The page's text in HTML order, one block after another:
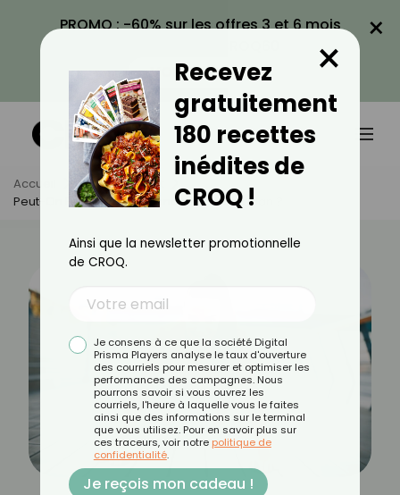
PROMO : -60% sur les offres 3 et 6 mois
VOIR LA PROMO
×
Accueil Actus
Sport
Peut-On Faire Du Sport Pendant Le Ramadan ?
Recevez
gratuitement
180 recettes
inédites de
CROQ !
×
Ainsi que la newsletter promotionnelle
de CROQ.
Je consens à ce que la société Digital
Prisma Players analyse le taux d'ouverture
des courriels pour mesurer et optimiser les
performances des campagnes. Nous
pourrons savoir si vous ouvrez les
courriels, l'heure à laquelle vous le faites
ainsi que des informations sur le terminal
que vous utilisez. Pour en savoir plus sur
ces traceurs, voir notre politique de
confidentialité.
Je reçois mon cadeau !